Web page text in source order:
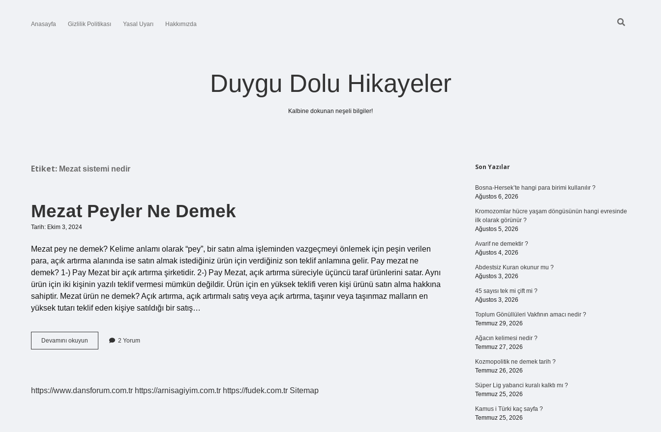
Anasayfa Gizlilik Politikası Yasal Uyarı Hakkımızda
Duygu Dolu Hikayeler
Kalbine dokunan neşeli bilgiler!
Etiket: Mezat sistemi nedir
Mezat Peyler Ne Demek
Tarih: Ekim 3, 2024
Mezat pey ne demek? Kelime anlamı olarak “pey”, bir satın alma işleminden vazgeçmeyi önlemek için peşin verilen
para, açık artırma alanında ise satın almak istediğiniz ürün için verdiğiniz son teklif anlamına gelir. Pay mezat ne
demek? 1-) Pay Mezat bir açık artırma şirketidir. 2-) Pay Mezat, açık artırma süreciyle üçüncü taraf ürünlerini satar. Aynı
ürün için iki kişinin yazılı teklif vermesi mümkün değildir. Ürün için en yüksek teklifi veren kişi ürünü satın alma hakkına
sahiptir. Mezat ürün ne demek? Açık artırma, açık artırmalı satış veya açık artırma, taşınır veya taşınmaz malların en
yüksek tutarı teklif eden kişiye satıldığı bir satış…
Devamını okuyun
Peyler
2 Yorum
https://www.dansforum.com.tr https://arnisagiyim.com.tr https://fudek.com.tr Sitemap
Sidebar
Son Yazılar
Bosna-Hersek’te hangi para birimi kullanılır ?
Ağustos 6, 2026
Kromozomlar hücre yaşam döngüsünün hangi evresinde
ilk olarak görünür ?
Ağustos 5, 2026
Avarif ne demektir ?
Ağustos 4, 2026
Abdestsiz Kuran okunur mu ?
Ağustos 3, 2026
45 sayısı tek mi çift mi ?
Ağustos 3, 2026
Toplum Gönüllüleri Vakfının amacı nedir ?
Temmuz 29, 2026
Ağacın kelimesi nedir ?
Temmuz 27, 2026
Kozmopolitik ne demek tarih ?
Temmuz 26, 2026
Süper Lig yabanci kuralı kalktı mı ?
Temmuz 25, 2026
Kamus i Türki kaç sayfa ?
Temmuz 25, 2026
ilbet girişhttps://betexpergiris.casino/